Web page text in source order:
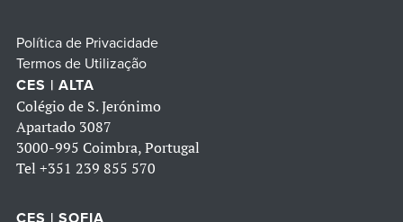
Política de Privacidade
Termos de Utilização
CES | ALTA
Colégio de S. Jerónimo
Apartado 3087
3000-995 Coimbra, Portugal
Tel +351 239 855 570